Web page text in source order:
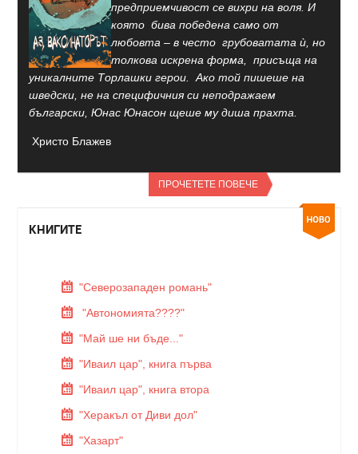
предприемчивост се вихри на воля. И
която бива победена само от
любовта – в често грубоватата ѝ, но
толкова искрена форма, присъща на
уникалните Торлашки герои. Ако той пишеше на
шведски, не на специфичния си неподражаем
български, Юнас Юнасон щеше му диша прахта.
Христо Блажев
ПРОЧЕТЕТЕ ПОВЕЧЕ
КНИГИТЕ
"Северозападен романь"
"Автономията????"
"Май ше ни бъде..."
"Иваил цар", книга първа
"Иваил цар", книга втора
"Херакъл от Диви дол"
"Хазарт"